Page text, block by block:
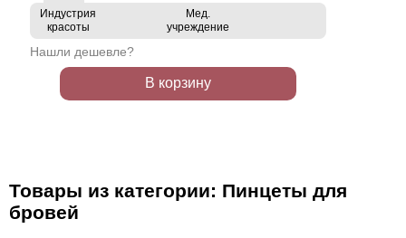
Индустрия
красоты
Мед.
учреждение
Нашли дешевле?
В корзину
Товары из категории: Пинцеты для
бровей